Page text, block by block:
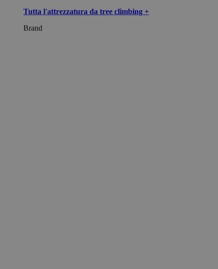
Tutta l'attrezzatura da tree climbing +
Brand